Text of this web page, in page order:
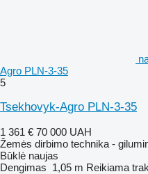
Agro PLN-3-35
5
Tsekhovyk-Agro PLN-3-35
1 361 € 70 000 UAH
Žemės dirbimo technika -
Būklė naujas
Dengimas 1,05 m Reikiama